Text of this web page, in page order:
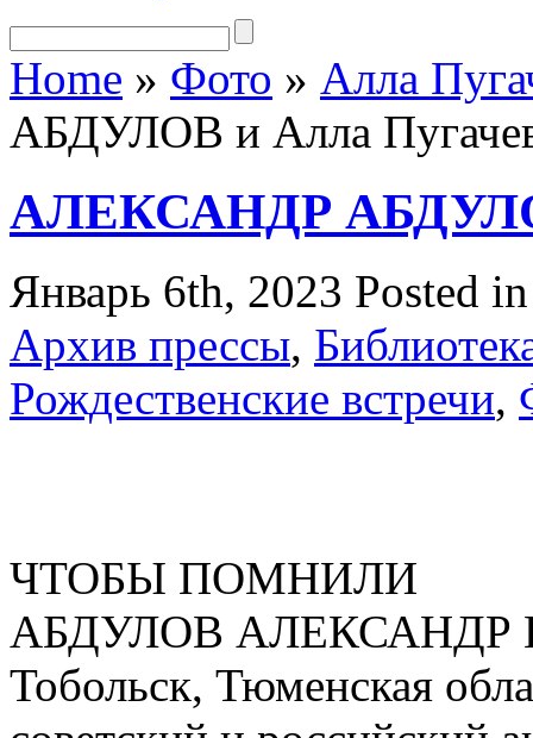
Home » Фото » Алла
АБДУЛОВ и Алла
АЛЕКСАНДР
Январь 6th, 2023 Posted
Архив прессы,
Рождественские встречи,
ЧТОБЫ ПОМНИЛИ
АБДУЛОВ АЛЕКСАНДР
Тобольск, Тюменская